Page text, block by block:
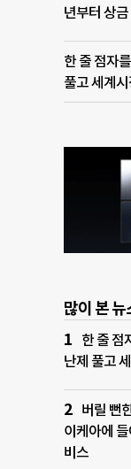
년부터 상
한 줄 점자
풀고 세계시
많이 본 뉴
한 줄 점
난제 풀고
버릴 뻔
이케아에
비스